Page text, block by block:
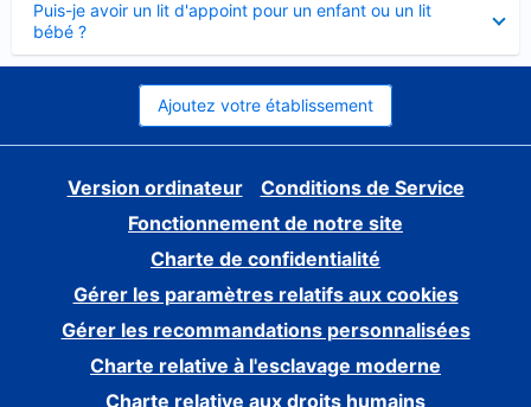
Puis-je avoir un lit d'appoint pour un enfant ou un lit
bébé ?
fermé
Ajoutez votre établissement
Version ordinateur
Conditions de Service
Fonctionnement de notre site
Charte de confidentialité
Gérer les paramètres relatifs aux cookies
Gérer les recommandations personnalisées
Charte relative à l'esclavage moderne
Charte relative aux droits humains